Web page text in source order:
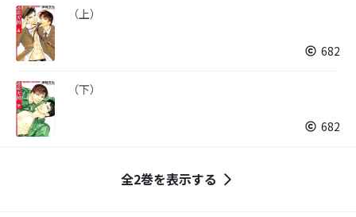
（上）
682
（下）
682
全2巻を表示する